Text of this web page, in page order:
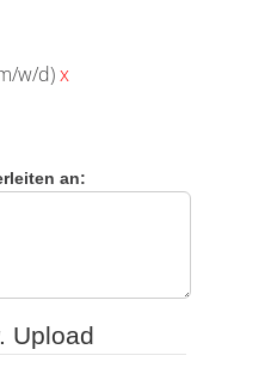
w/d)x
an:
Upload